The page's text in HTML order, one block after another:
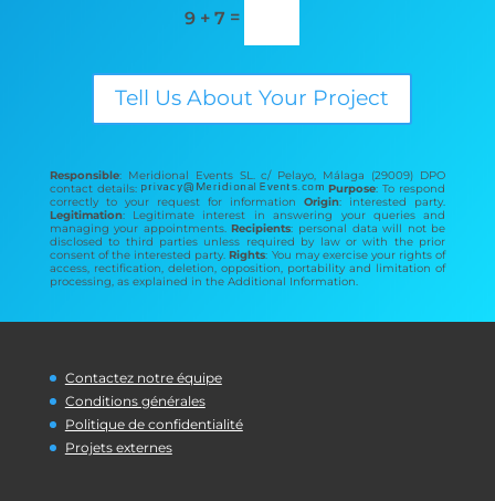
9 + 7 =
Tell Us About Your Project
Responsible: Meridional Events SL. c/ Pelayo, Málaga (29009) DPO
contact details:
Purpose: To respond
correctly to your request for informationOrigin: interested party.
Legitimation: Legitimate interest in answering your queries and
managing your appointments.Recipients: personal data will not be
disclosed to third parties unless required by law or with the prior
consent of the interested party.Rights: You may exercise your rights of
access, rectification, deletion, opposition, portability and limitation of
processing, as explained in the Additional Information.
Contactez notre équipe
Conditions générales
Politique de confidentialité
Projets externes